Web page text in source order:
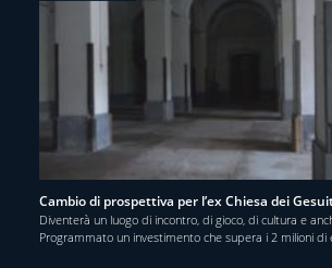
Cambio di prospettiva per l’ex Chiesa dei
Diventerà un luogo di incontro, di gioco, di cultura e
Programmato un investimento che supera i 2 milioni di